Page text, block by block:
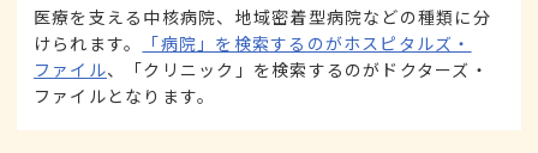
医療を支える中核病院、地域密着型病院などの種類に分
けられます。
「病院」を検索するのがホスピタルズ・
ファイル、「クリニック」を検索するのがドクターズ・
ファイルとなります。